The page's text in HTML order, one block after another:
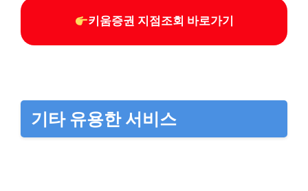
키움증권 지점조회 바로가기
기타 유용한 서비스